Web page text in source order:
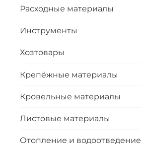
Расходные материалы
Инструменты
Хозтовары
Крепёжные материалы
Кровельные материалы
Листовые материалы
Отопление и водоотведение